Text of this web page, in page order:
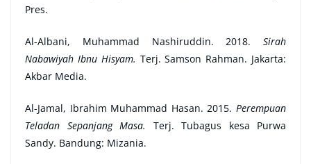
Pres.
Al-Albani, Muhammad Nashiruddin. 2018. Sirah
Nabawiyah Ibnu Hisyam. Terj. Samson Rahman. Jakarta:
Akbar Media.
Al-Jamal, Ibrahim Muhammad Hasan. 2015. Perempuan
Teladan Sepanjang Masa. Terj. Tubagus kesa Purwa
Sandy. Bandung: Mizania.